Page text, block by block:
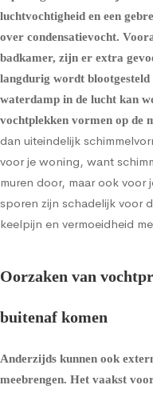
luchtvochtigheid en een
over condensatievocht.
badkamer, zijn er extra
langdurig wordt
waterdamp in de lucht kan
vochtplekken vormen op de
dan uiteindelijk
voor je woning, want
muren door, maar ook voor
sporen zijn schadelijk voor
keelpijn en vermoeidheid
Oorzaken van
buitenaf komen
Anderzijds kunnen ook
meebrengen. Het vaakst